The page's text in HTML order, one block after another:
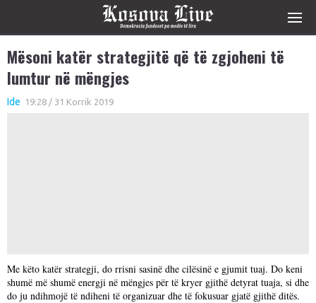
Mësoni katër strategjitë që të zgjoheni të
lumtur në mëngjes
Ide 19:28 / 31 Korrik 2019
Me këto katër strategji, do rrisni sasinë dhe cilësinë e gjumit tuaj. Do keni
shumë më shumë energji në mëngjes për të kryer gjithë detyrat tuaja, si dhe
do ju ndihmojë të ndiheni të organizuar dhe të fokusuar gjatë gjithë ditës.